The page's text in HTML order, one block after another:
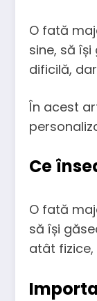
O fată
sine, să
dificilă,
În acest
Ce
O fată
să își
atât